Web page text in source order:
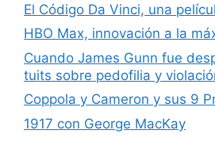
El Código Da Vinci, una
HBO Max, innovación a la
Cuando James Gunn fue
tuits sobre pedofilia y
Coppola y Cameron y sus 9
1917 con George MacKay